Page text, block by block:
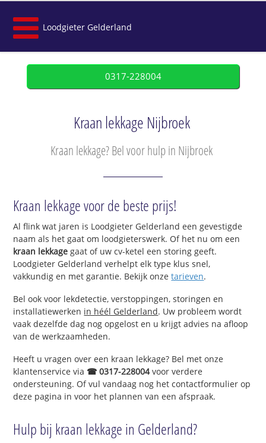
Loodgieter Gelderland
0317-228004
Kraan lekkage Nijbroek
Kraan lekkage? Bel voor hulp in Nijbroek
Kraan lekkage voor de beste prijs!
Al flink wat jaren is Loodgieter Gelderland een gevestigde
naam als het gaat om loodgieterswerk. Of het nu om een
kraan lekkage gaat of uw cv-ketel een storing geeft.
Loodgieter Gelderland verhelpt elk type klus snel,
vakkundig en met garantie. Bekijk onzetarieven.
Bel ook voor lekdetectie, verstoppingen, storingen en
installatiewerken in héél Gelderland. Uw probleem wordt
vaak dezelfde dag nog opgelost en u krijgt advies na afloop
van de werkzaamheden.
Heeft u vragen over een kraan lekkage? Bel met onze
klantenservice via ☎ 0317-228004voor verdere
ondersteuning. Of vul vandaag nog het contactformulier op
deze pagina in voor het plannen van een afspraak.
Hulp bij kraan lekkage in Gelderland?